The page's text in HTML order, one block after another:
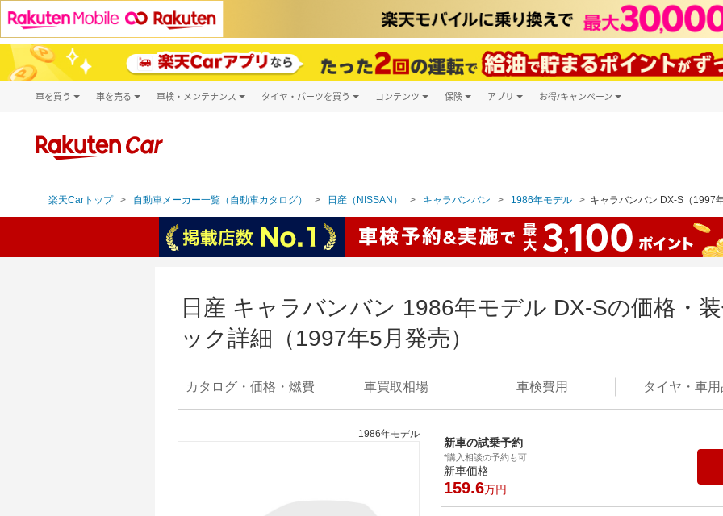
車を買う
新車
車を売る 車検・メンテナンス タイヤ・パーツを買う コンテンツ 保険 アプリ お得/キャンペーン
楽天Carトップ 自動車メーカー一覧（自動車カタログ） 日産（NISSAN） キャラバンバン 1986年モデル キャラバンバン DX-S（1997
日産 キャラバンバン 1986年モデル DX-Sの価格・
ック詳細（1997年5月発売）
カタログ・価格・燃費 車買取相場 車検費用 タイヤ・ 車用
1986年モデル
新車の試乗予約
*購入相談の予約も可
新車価格
159.6万円